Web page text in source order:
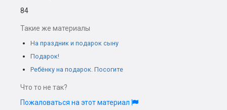
84
Такие же материалы
На праздник и подарок сыну
Подарок!
Ребёнку на подарок. Посогите
Что то не так?
Пожаловаться на этот материал